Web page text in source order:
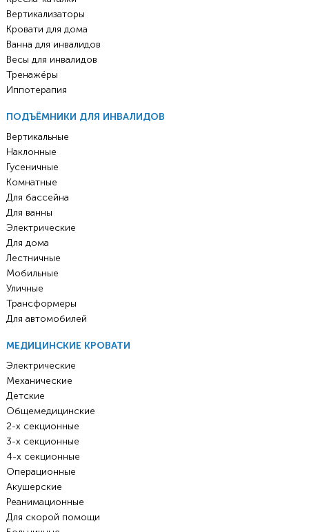
Вертикализаторы
Кровати для дома
Ванна для инвалидов
Весы для инвалидов
Тренажёры
Иппотерапия
ПОДЪЁМНИКИ ДЛЯ ИНВАЛИДОВ
Вертикальные
Наклонные
Гусеничные
Комнатные
Для бассейна
Для ванны
Электрические
Для дома
Лестничные
Мобильные
Уличные
Трансформеры
Для автомобилей
МЕДИЦИНСКИЕ КРОВАТИ
Электрические
Механические
Детские
Общемедицинские
2-х секционные
3-х секционные
4-х секционные
Операционные
Акушерские
Реанимационные
Для скорой помощи